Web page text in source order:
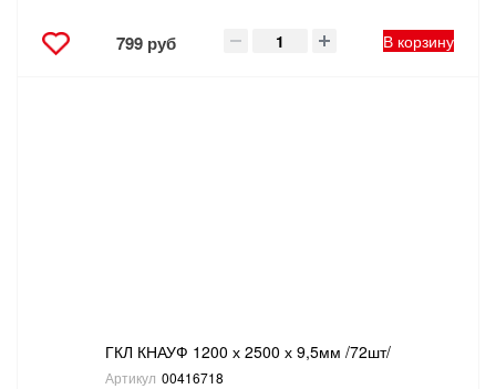
ЭЛЕКТРОМОНТАЖНЫЕ ТОВАРЫ, СВЕТОТЕХНИКА
799 руб В корзину
ГКЛ КНАУФ 1200 х 2500 х 9,5мм /72шт/
Артикул 00416718